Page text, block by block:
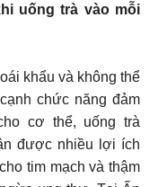
uống trà vào mỗi
khẩu và không thể
chức năng đảm
cơ thể, uống trà
được nhiều lợi ích
tim mạch và thậm